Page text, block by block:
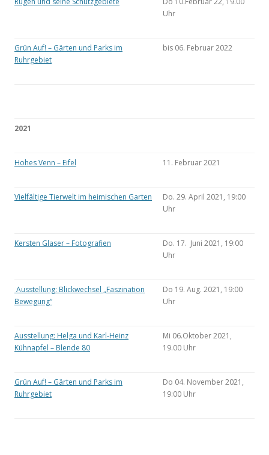
Uhr
Grün Auf! – Gärten und Parks im
Ruhrgebiet
bis 06. Februar 2022
2021
Hohes Venn – Eifel 11. Februar 2021
Vielfältige Tierwelt im heimischen Garten
Do. 29. April 2021, 19:00
Uhr
Kersten Glaser – Fotografien
Do. 17. Juni 2021, 19:00
Uhr
Ausstellung: Blickwechsel „Faszination
Bewegung“
Do 19. Aug. 2021, 19:00
Uhr
Ausstellung: Helga und Karl-Heinz
Kühnapfel – Blende 80
Mi 06.Oktober 2021,
19.00 Uhr
Grün Auf! – Gärten und Parks im
Ruhrgebiet
Do 04. November 2021,
19:00 Uhr